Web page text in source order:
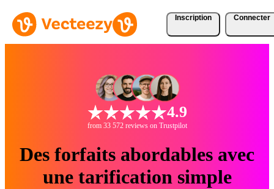
Inscription Connecter
4.9
from 33 572 reviews on Trustpilot
Des forfaits abordables avec
une tarification simple